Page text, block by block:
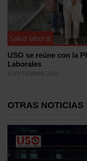
Salud laboral
USO se reúne con la
Laborales
5 SEPTIEMBRE, 2025
OTRAS NOTICIAS